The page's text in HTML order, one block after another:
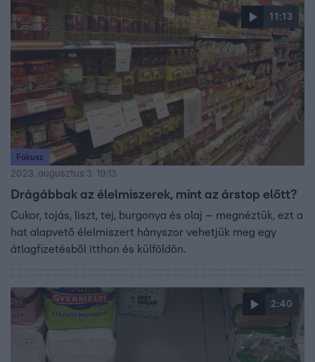
M2-esen. Megtudhattuk, mi teszi igazán boldoggá a
szerelmet kereső Jázmin Viktóriát és azt is, hogy Balogh
Levente újra asszisztenst keres. A hét legizgalmasabb
videóiból válogattunk.
11:13
Fókusz
2023. augusztus 3. 19:13
Drágábbak az élelmiszerek, mint az árstop előtt?
Cukor, tojás, liszt, tej, burgonya és olaj – megnéztük, ezt a
hat alapvető élelmiszert hányszor vehetjük meg egy
átlagfizetésből itthon és külföldön.
2:40